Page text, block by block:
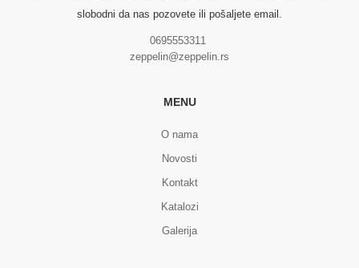
slobodni da nas pozovete ili pošaljete email.
0695553311
zeppelin@zeppelin.rs
MENU
O nama
Novosti
Kontakt
Katalozi
Galerija